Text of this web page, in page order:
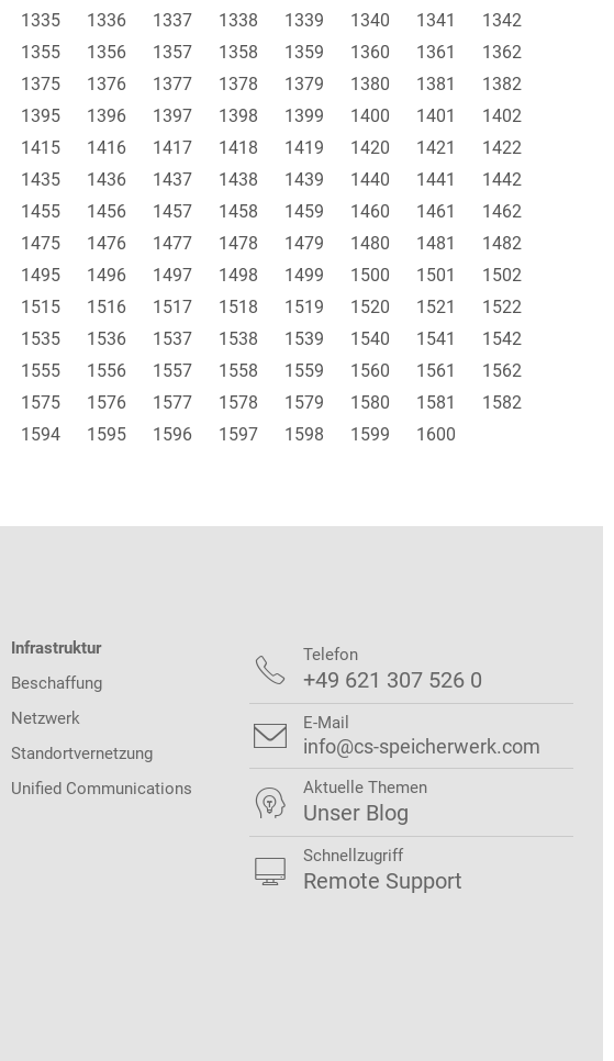
1335 1336 1337 1338 1339 1340 1341
1342
1355 1356 1357 1358 1359 1360 1361
1362
1375 1376 1377 1378 1379 1380 1381
1382
1395 1396 1397 1398 1399 1400 1401
1402
1415 1416 1417 1418 1419 1420 1421
1422
1435 1436 1437 1438 1439 1440 1441
1442
1455 1456 1457 1458 1459 1460 1461
1462
1475 1476 1477 1478 1479 1480 1481
1482
1495 1496 1497 1498 1499 1500 1501
1502
1515 1516 1517 1518 1519 1520 1521
1522
1535 1536 1537 1538 1539 1540 1541
1542
1555 1556 1557 1558 1559 1560 1561
1562
1575 1576 1577 1578 1579 1580 1581
1582
1594 1595 1596 1597 1598 1599 1600
Infrastruktur
Beschaffung
Netzwerk
Standortvernetzung
Unified Communications
 Telefon
+49 621 307 526 0
 E-Mail
info@cs-speicherwerk.com
 Aktuelle Themen
Unser Blog
 Schnellzugriff
Remote Support